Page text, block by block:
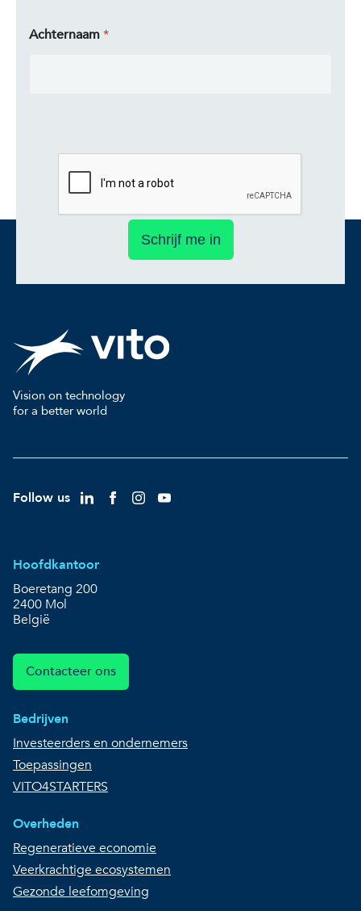
Achternaam
Schrijf me in
Vision on technology
for a better world
Follow us
Hoofdkantoor
Boeretang 200
2400 Mol
België
Contacteer ons
Bedrijven
Investeerders en ondernemers
Toepassingen
VITO4STARTERS
Overheden
Regeneratieve economie
Veerkrachtige ecosystemen
Gezonde leefomgeving